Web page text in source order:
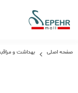
صفحه اصلی بهداشت و